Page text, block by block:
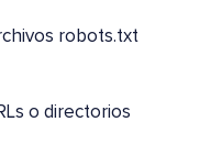
robots.txt
o directorios